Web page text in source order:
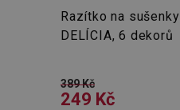
Razítko na sušenky
DELÍCIA, 6 dekorů
389 Kč
249 Kč